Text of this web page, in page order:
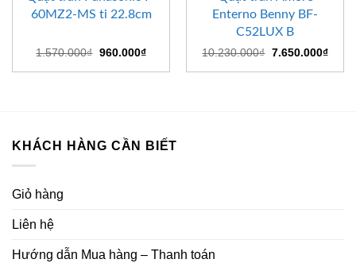
60MZ2-MS ti 22.8cm
1.570.000₫ Giá
là:
960.000₫Giá
tại
Enterno Benny BF-
C52LUX B
10.230.000₫ Giá
là:
7.650.000₫Giá
tại
KHÁCH HÀNG CẦN BIẾT
Giỏ hàng
Liên hệ
Hướng dẫn Mua hàng – Thanh toán